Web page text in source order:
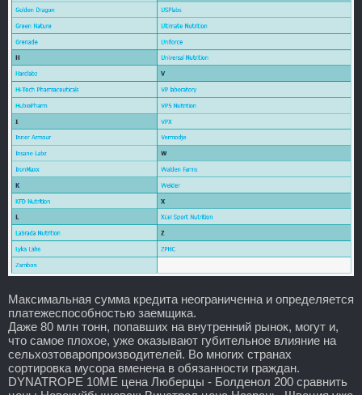
Максимальная сумма кредита неограниченна и определяется
платежеспособностью заемщика.
Даже 80 млн тонн, попавших на внутренний рынок, могут и,
что самое плохое, уже оказывают губительное влияние на
сельхозтоваропроизводителей. Во многих странах
сортировка мусора вменена в обязанности граждан.
DYNATROPE 10ME цена Люберцы - Болденол 200 сравнить